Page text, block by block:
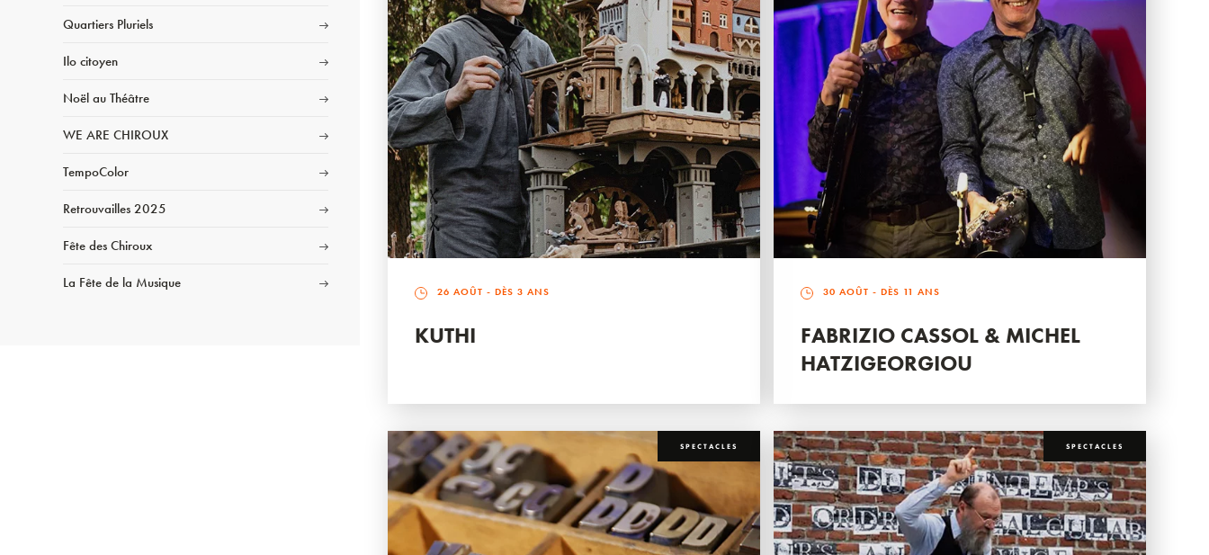
Quartiers Pluriels
Ilo citoyen
Noël au Théâtre
WE ARE CHIROUX
TempoColor
Retrouvailles 2025
Fête des Chiroux
La Fête de la Musique 26 AOÛT - DÈS 3 ANS
KUTHI
30 AOÛT - DÈS 11 ANS
FABRIZIO CASSOL & MICHEL
HATZIGEORGIOU
SPECTACLES SPECTACLES